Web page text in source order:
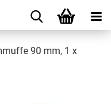
90 mm, 1 x